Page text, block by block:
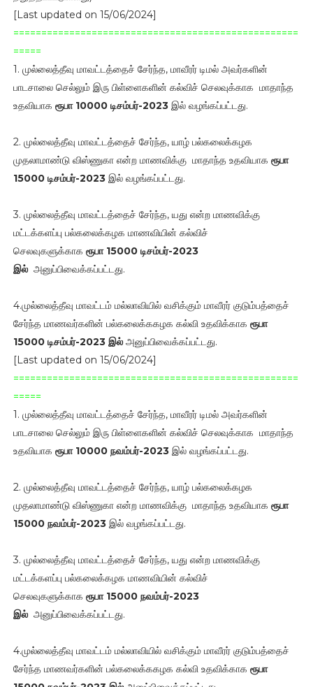
[Last updated on 15/06/2024]
===================================================
=====
1. முல்லைத்தீவு மாவட்டத்தைச் சேர்ந்த, மாவீரர் டிமல் அவர்களின்
பாடசாலை செல்லும் இரு பிள்ளைகளின் கல்விச் செலவுக்காக மாதாந்த
உதவியாக ரூபா 10000 டிசம்பர்-2023இல் வழங்கப்பட்டது.
2. முல்லைத்தீவு மாவட்டத்தைச் சேர்ந்த, யாழ் பல்கலைக்கழக
முதலாமாண்டு விஸ்ணுகா என்ற மாணவிக்கு மாதாந்த உதவியாக ரூபா
15000 டிசம்பர்-2023இல் வழங்கப்பட்டது.
3. முல்லைத்தீவு மாவட்டத்தைச் சேர்ந்த, யது என்ற மாணவிக்கு
மட்டக்களப்பு பல்கலைக்கழக மாணவியின் கல்விச்
செலவுகளுக்காக ரூபா 15000 டிசம்பர்-2023
இல் அனுப்பிவைக்கப்பட்டது.
4.முல்லைத்தீவு மாவட்டம் மல்லாவியில் வசிக்கும் மாவீரர் குடும்பத்தைச்
சேர்ந்த மாணவர்களின் பல்கலைக்ககழக கல்வி உதவிக்காக ரூபா
15000 டிசம்பர்-2023 இல் அனுப்பிவைக்கப்பட்டது.
[Last updated on 15/06/2024]
===================================================
=====
1. முல்லைத்தீவு மாவட்டத்தைச் சேர்ந்த, மாவீரர் டிமல் அவர்களின்
பாடசாலை செல்லும் இரு பிள்ளைகளின் கல்விச் செலவுக்காக மாதாந்த
உதவியாக ரூபா 10000 நவம்பர்-2023இல் வழங்கப்பட்டது.
2. முல்லைத்தீவு மாவட்டத்தைச் சேர்ந்த, யாழ் பல்கலைக்கழக
முதலாமாண்டு விஸ்ணுகா என்ற மாணவிக்கு மாதாந்த உதவியாக ரூபா
15000 நவம்பர்-2023இல் வழங்கப்பட்டது.
3. முல்லைத்தீவு மாவட்டத்தைச் சேர்ந்த, யது என்ற மாணவிக்கு
மட்டக்களப்பு பல்கலைக்கழக மாணவியின் கல்விச்
செலவுகளுக்காக ரூபா 15000 நவம்பர்-2023
இல் அனுப்பிவைக்கப்பட்டது.
4.முல்லைத்தீவு மாவட்டம் மல்லாவியில் வசிக்கும் மாவீரர் குடும்பத்தைச்
சேர்ந்த மாணவர்களின் பல்கலைக்ககழக கல்வி உதவிக்காக ரூபா